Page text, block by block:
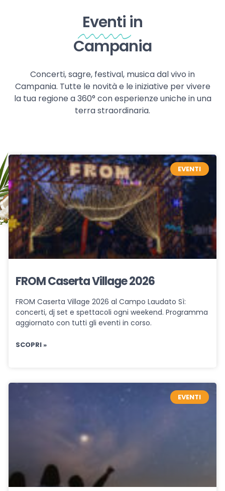
Eventi in
Campania
Concerti, sagre, festival, musica dal vivo in
Campania. Tutte le novità e le iniziative per vivere
la tua regione a 360° con esperienze uniche in una
terra straordinaria.
EVENTI
FROM Caserta Village 2026
FROM Caserta Village 2026 al Campo Laudato Sì:
concerti, dj set e spettacoli ogni weekend. Programma
aggiornato con tutti gli eventi in corso.
SCOPRI »
EVENTI